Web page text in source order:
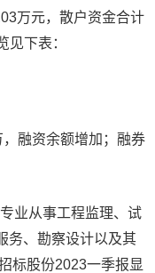
万元，散户资金合计
见下表：
融资余额增加；融券
业从事工程监理、试
务、勘察设计以及其
标股份2023一季报显